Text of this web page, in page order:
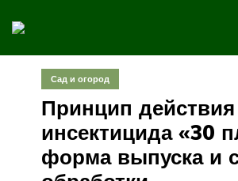
Сад и огород
Принцип действия
инсектицида «30
форма выпуска и